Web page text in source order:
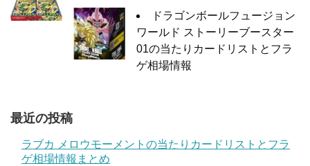
ドラゴンボールフュージョン
ワールド ストーリーブースター
01の当たりカードリストとフラ
ゲ相場情報
最近の投稿
ラブカ メロウモーメントの当たりカードリストとフラ
ゲ相場情報まとめ